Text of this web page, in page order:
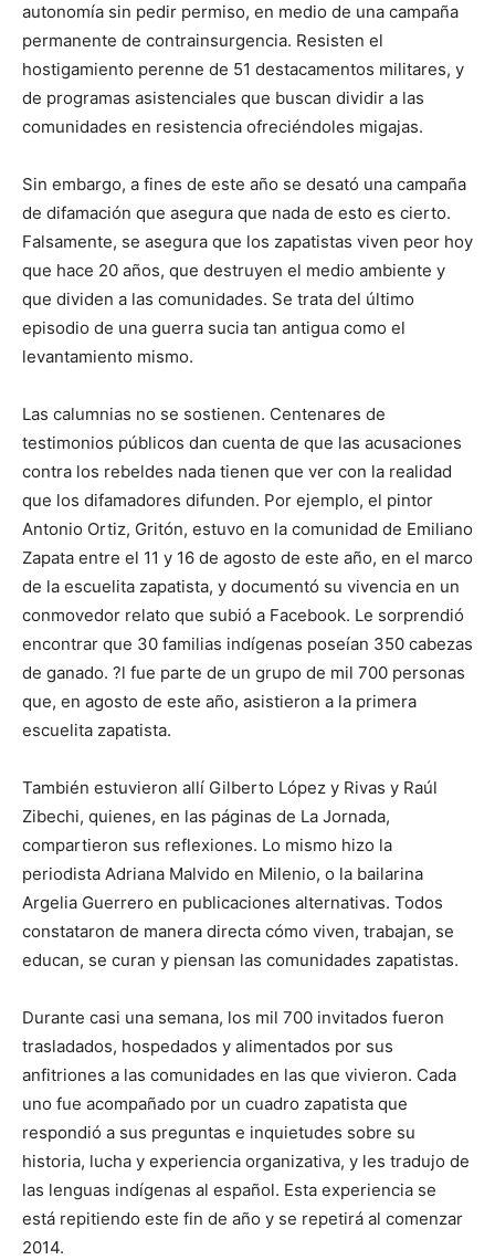
autonomía sin pedir permiso, en medio de una campaña
permanente de contrainsurgencia. Resisten el
hostigamiento perenne de 51 destacamentos militares, y
de programas asistenciales que buscan dividir a las
comunidades en resistencia ofreciéndoles migajas.
Sin embargo, a fines de este año se desató una campaña
de difamación que asegura que nada de esto es cierto.
Falsamente, se asegura que los zapatistas viven peor hoy
que hace 20 años, que destruyen el medio ambiente y
que dividen a las comunidades. Se trata del último
episodio de una guerra sucia tan antigua como el
levantamiento mismo.
Las calumnias no se sostienen. Cen­tenares de
testimonios públicos dan cuenta de que las acusaciones
contra los rebeldes nada tienen que ver con la realidad
que los difamadores difunden. Por ejemplo, el pintor
Antonio Ortiz, Gritón, estuvo en la comunidad de Emiliano
Zapata entre el 11 y 16 de agosto de este año, en el marco
de la escuelita zapatista, y documentó su vivencia en un
conmovedor relato que subió a Facebook. Le sorprendió
encontrar que 30 familias indígenas poseían 350 cabezas
de ganado. ?l fue parte de un grupo de mil 700 personas
que, en agosto de este año, asistieron a la primera
escuelita zapatista.
También estuvieron allí Gilberto López y Rivas y Raúl
Zibechi, quienes, en las páginas de La Jornada,
compartieron sus reflexiones. Lo mismo hizo la
periodista Adriana Malvido en Milenio, o la bailarina
Argelia Guerrero en publicaciones alternativas. Todos
constataron de manera directa cómo viven, trabajan, se
educan, se curan y piensan las comunidades zapatistas.
Durante casi una semana, los mil 700 invitados fueron
trasladados, hospedados y alimentados por sus
anfitriones a las comunidades en las que vivieron. Cada
uno fue acompañado por un cuadro zapatista que
respondió a sus preguntas e inquietudes sobre su
historia, lucha y experiencia organizativa, y les tradujo de
las lenguas indígenas al español. Esta experiencia se
está repitiendo este fin de año y se repetirá al comenzar
2014.